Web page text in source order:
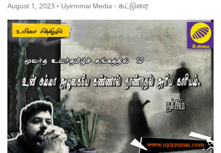
August 1, 2023 - Uyirmmai Media · கட்டுரை